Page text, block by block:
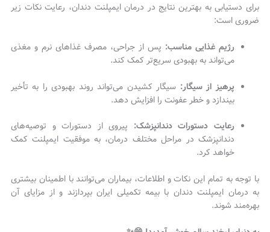
برای دستیابی به بهترین نتایج در درمان ایمپلنت دندان، رعایت نکات زیر
ضروری است:
رژیم غذایی مناسب: پس از جراحی، مصرف غذاهای نرم و مغذی
می‌تواند به بهبودی سریع‌تر کمک کند.
پرهیز از سیگار: سیگار کشیدن می‌تواند روند بهبودی را به تأخیر
بیندازد و خطر عفونت را افزایش دهد.
رعایت دستورات دندانپزشک: پیروی از دستورات و توصیه‌های
دندانپزشک در مراحل مختلف درمان، به موفقیت ایمپلنت کمک
خواهد کرد.
با توجه به تمام این نکات و اطلاعات، بیماران می‌توانند با اطمینان بیشتری
به درمان ایمپلنت دندان با بیمه تکمیلی ایران بپردازند و از مزایای آن
بهره‌مند شوند.